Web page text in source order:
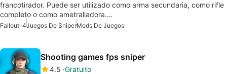
francotirador. Puede ser utilizado como arma secundaria, como rifle
completo o como ametralladora.…
Fallout-4Juegos De SniperMods De Juegos
Shooting games fps sniper
4.5 Gratuito